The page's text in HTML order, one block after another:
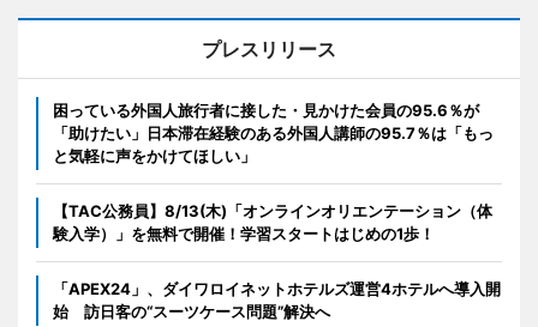
プレスリリース
困っている外国人旅行者に接した・見かけた会員の95.6％が
「助けたい」日本滞在経験のある外国人講師の95.7％は「もっ
と気軽に声をかけてほしい」
【TAC公務員】8/13(木)「オンラインオリエンテーション（体
験入学）」を無料で開催！学習スタートはじめの1歩！
「APEX24」、ダイワロイネットホテルズ運営4ホテルへ導入開
始 訪日客の“スーツケース問題”解決へ